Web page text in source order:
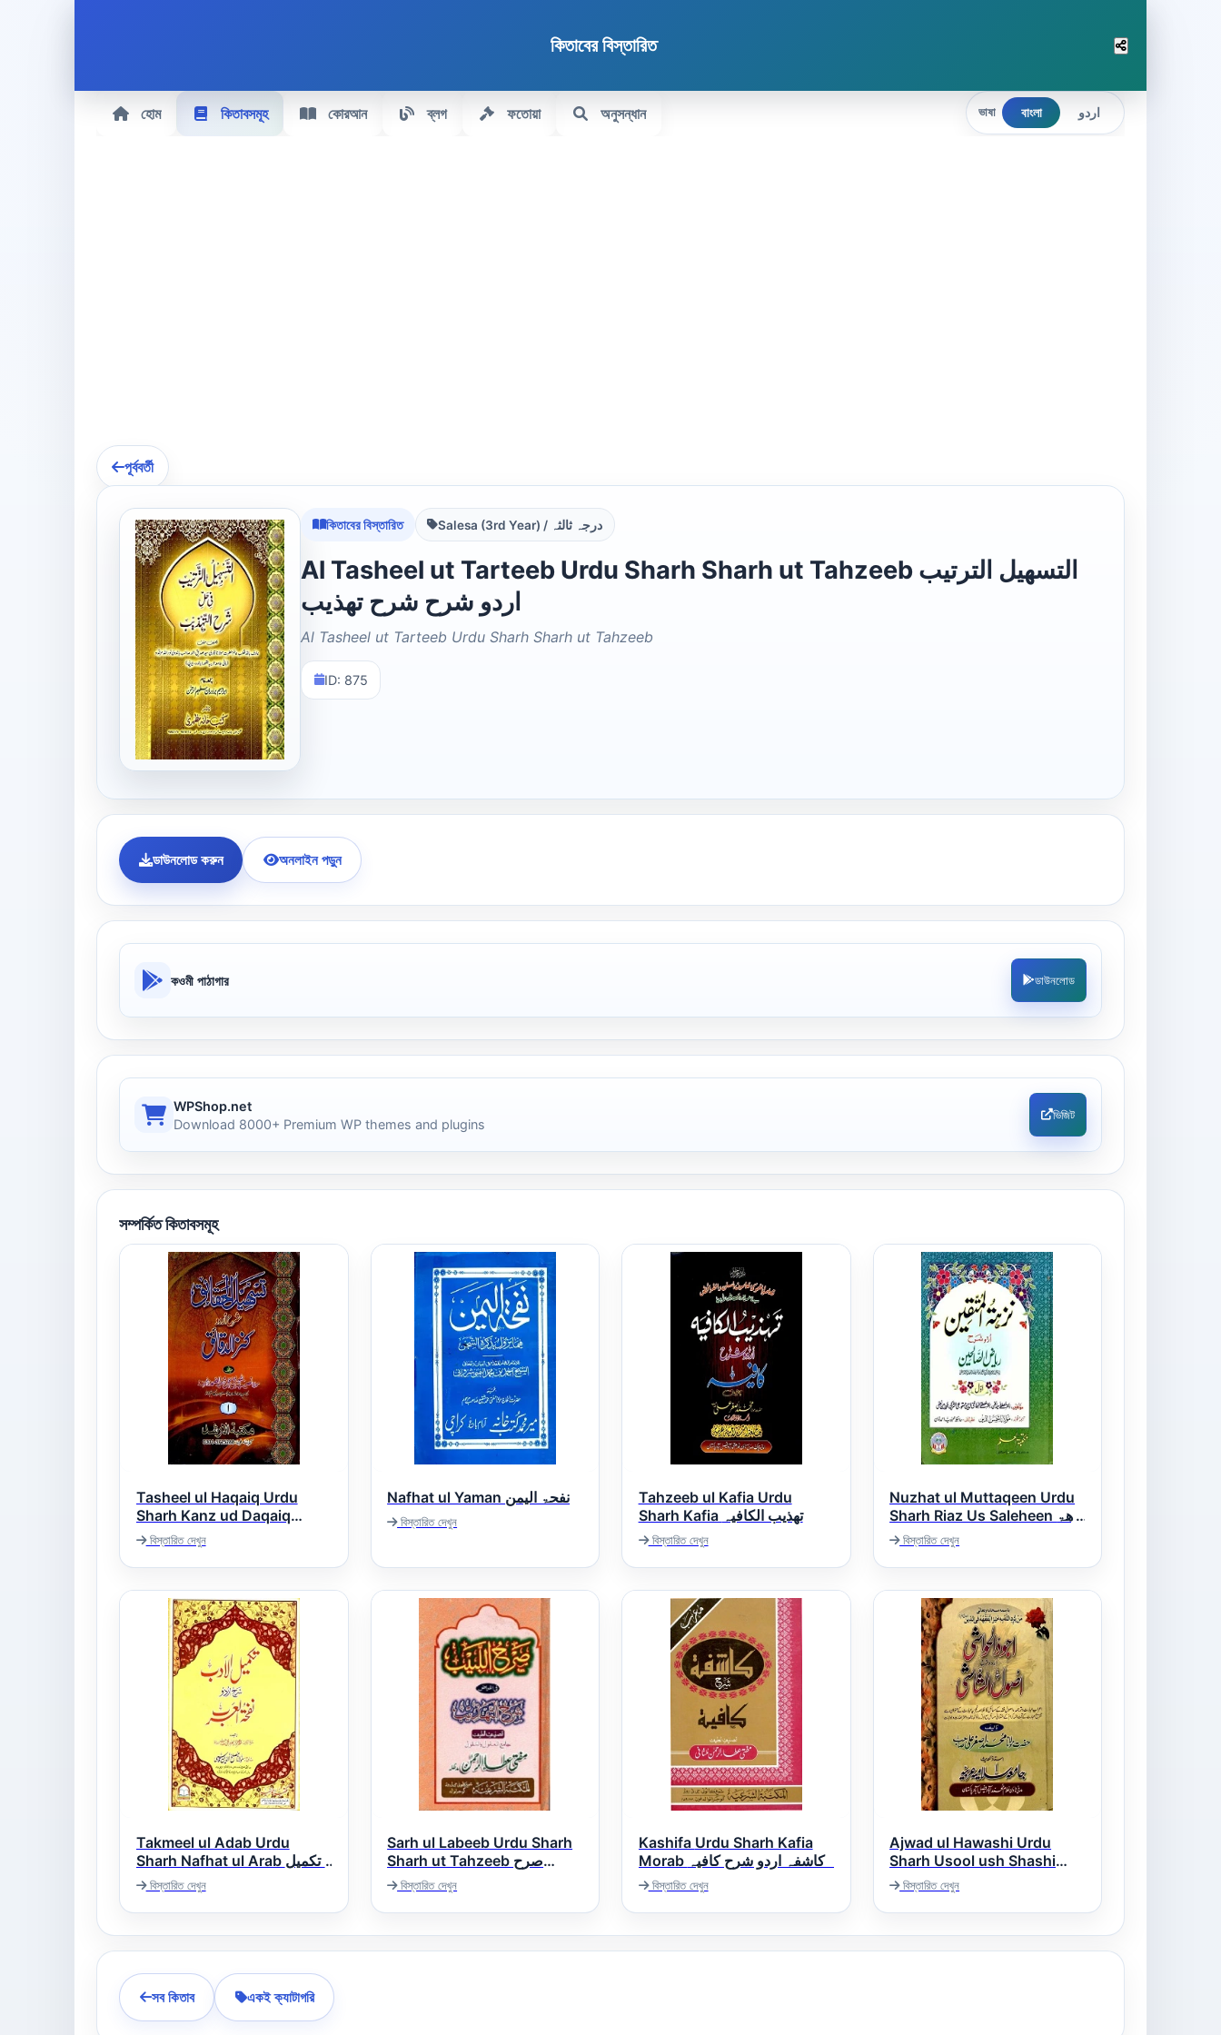
কিতাবের বিস্তারিত
হোম কিতাবসমূহ কোরআন ব্লগ ফতোয়া অনুসন্ধান ভাষা বাংলা اردو
পূর্ববর্তী
কিতাবের বিস্তারিত Salesa (3rd Year) / درجہ ثالثہ
Al Tasheel ut Tarteeb Urdu Sharh Sharh ut Tahzeeb التسھیل الترتیب
اردو شرح شرح تھذیب
Al Tasheel ut Tarteeb Urdu Sharh Sharh ut Tahzeeb
ID: 875
ডাউনলোড করুন অনলাইন পড়ুন
কওমী পাঠাগার ডাউনলোড
WPShop.net
Download 8000+ Premium WP themes and plugins
ভিজিট
সম্পর্কিত কিতাবসমূহ
Tasheel ul Haqaiq Urdu
Sharh Kanz ud Daqaiq
تسھیل الحقائق اردو شرح کنز
الدقائق
বিস্তারিত দেখুন
Nafhat ul Yaman نفحۃ الیمن
বিস্তারিত দেখুন
Tahzeeb ul Kafia Urdu
Sharh Kafia تھذیب الکافیہ
বিস্তারিত দেখুন
Nuzhat ul Muttaqeen Urdu
Sharh Riaz Us Saleheen نزھۃ
المتقین اردو شرح ریاض
الصالحین
বিস্তারিত দেখুন
Takmeel ul Adab Urdu
Sharh Nafhat ul Arab تکمیل
الادب اردو شرح نفحۃ العرب
বিস্তারিত দেখুন
Sarh ul Labeeb Urdu Sharh
Sharh ut Tahzeeb صرح
اللبیب اردو شرح شرح تھذیب
বিস্তারিত দেখুন
Kashifa Urdu Sharh Kafia
Morab کاشفہ اردو شرح کافیہ
معرب
বিস্তারিত দেখুন
Ajwad ul Hawashi Urdu
Sharh Usool ush Shashi
اجود الحواشی اردو شرح اصول
الشاشی
বিস্তারিত দেখুন
সব কিতাব একই ক্যাটাগরি